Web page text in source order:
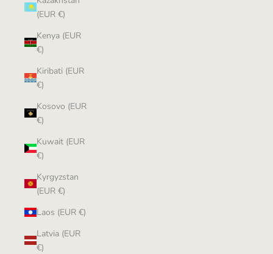
(EUR €)
Kenya (EUR
€)
Kiribati (EUR
€)
Kosovo (EUR
€)
Kuwait (EUR
€)
Kyrgyzstan
(EUR €)
Laos (EUR €)
Latvia (EUR
€)